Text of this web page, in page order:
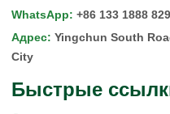
WhatsApp: +86 133 1888
Адрес: Yingchun South
City
Быстрые